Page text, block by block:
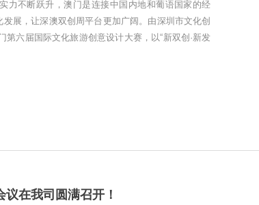
力不断跃升，澳门是连接中国内地和葡语国家的经
展，让深澳双创周平台更加广阔。由深圳市文化创
六届国际文化旅游创意设计大赛，以“新双创·新发
在我司圆满召开！